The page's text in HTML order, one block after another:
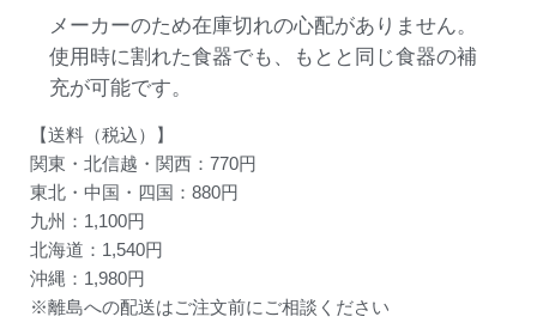
メーカーのため在庫切れの心配がありません。
使用時に割れた食器でも、もとと同じ食器の補
充が可能です。
【送料（税込）】
関東・北信越・関西：770円
東北・中国・四国：880円
九州：1,100円
北海道：1,540円
沖縄：1,980円
※離島への配送はご注文前にご相談ください